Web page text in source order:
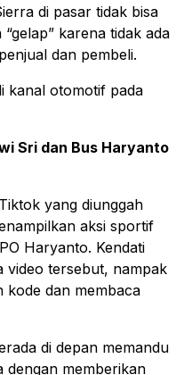
di pasar tidak bisa
karena tidak ada
dan pembeli.
kanal otomotif pada
Sri dan Bus Haryanto
yang diunggah
aksi sportif
Haryanto. Kendati
video tersebut, nampak
kode dan membaca
di depan memandu
dengan memberikan